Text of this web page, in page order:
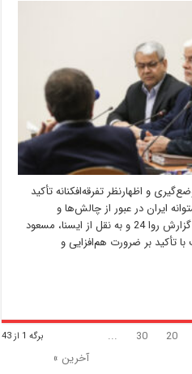
و اظهارنظر تفرقه‌افکنانه تأکید
ایران در عبور از چالش‌ها و
خنثی‌سازی اهداف دشمنان است. به گزارش روا 24 و به نقل از ایسنا، مسعود
تأکید بر ضرورت هم‌افزایی و
برگه 1 از 43 20
30
...
آخرین »